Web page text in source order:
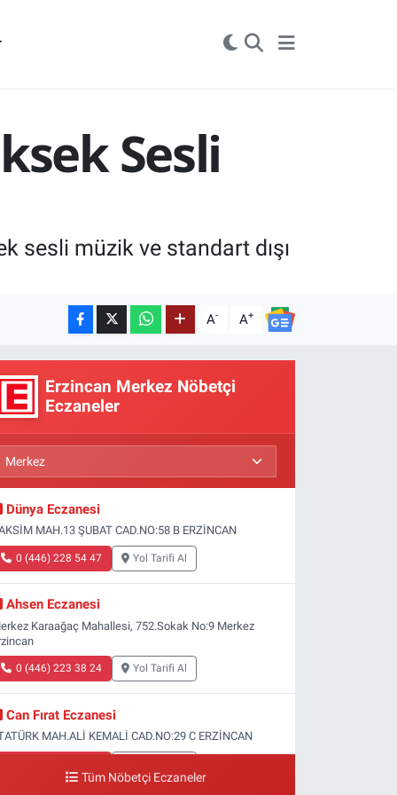
Sesli
sesli müzik ve standart dışı
A- A+
Erzincan Merkez Nöbetçi
Eczaneler
Dünya Eczanesi
MAH.13 ŞUBAT CAD.NO:58 B ERZİNCAN
0 (446) 228 54 47 Yol Tarifi Al
Ahsen Eczanesi
Karaağaç Mahallesi, 752.Sokak No:9 Merkez
0 (446) 223 38 24 Yol Tarifi Al
Can Fırat Eczanesi
MAH.ALİ KEMALİ CAD.NO:29 C ERZİNCAN
Tüm Nöbetçi Eczaneler